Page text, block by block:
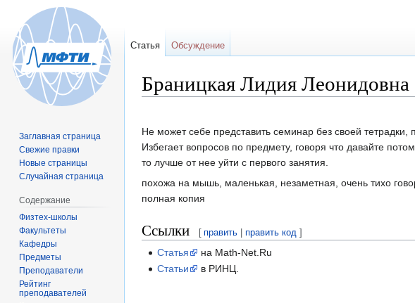
Браницкая Лидия Леонидовна
Перейти
к
Перейти
к
Не может себе представить семинар без своей тетрадки,
Избегает вопросов по предмету, говоря что давайте
то лучше от нее уйти с первого занятия.
похожа на мышь, маленькая, незаметная, очень тихо
полная копия
Ссылки [ править |править код ]
Статья
на Math-Net.Ru
Статьи
в РИНЦ.
Статья Обсуждение
Заглавная страница
Свежие правки
Новые страницы
Случайная страница
Содержание
Физтех-школы
Факультеты
Кафедры
Предметы
Преподаватели
Рейтинг
преподавателей